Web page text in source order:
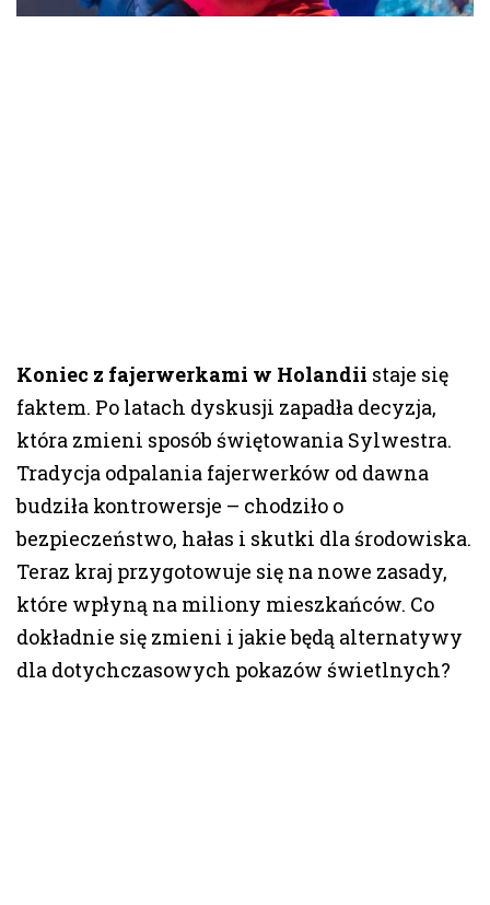
Koniec z fajerwerkami w Holandii staje się
faktem. Po latach dyskusji zapadła decyzja,
która zmieni sposób świętowania Sylwestra.
Tradycja odpalania fajerwerków od dawna
budziła kontrowersje – chodziło o
bezpieczeństwo, hałas i skutki dla środowiska.
Teraz kraj przygotowuje się na nowe zasady,
które wpłyną na miliony mieszkańców. Co
dokładnie się zmieni i jakie będą alternatywy
dla dotychczasowych pokazów świetlnych?